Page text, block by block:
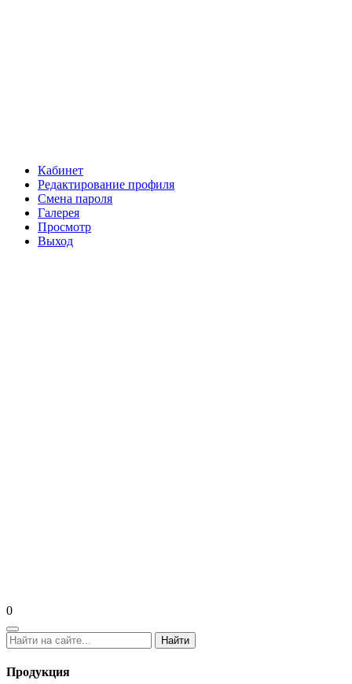
Кабинет
Редактирование профиля
Смена пароля
Галерея
Просмотр
Выход
0
Найти
Продукция